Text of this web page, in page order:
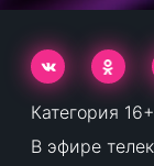
Категория 16+
В эфире